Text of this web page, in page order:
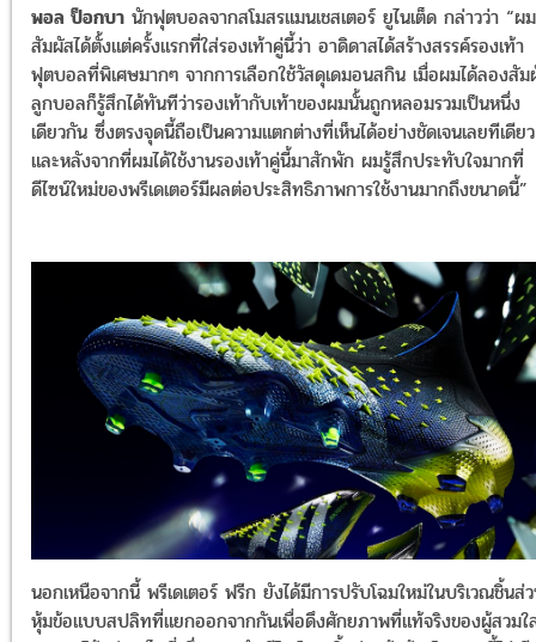
พอล ป็อกบา นักฟุตบอลจากสโมสรแมนเชสเตอร์ ยูไนเต็ด กล่าวว่า “ผม
สัมผัสได้ตั้งแต่ครั้งแรกที่ใส่รองเท้าคู่นี้ว่า อาดิดาสได้สร้างสรรค์รองเท้า
ฟุตบอลที่พิเศษมากๆ จากการเลือกใช้วัสดุเดมอนสกิน เมื่อผมได้ลองสั
ลูกบอลก็รู้สึกได้ทันทีว่ารองเท้ากับเท้าของผมนั้นถูกหลอมรวมเป็นหนึ่ง
เดียวกัน ซึ่งตรงจุดนี้ถือเป็นความแตกต่างที่เห็นได้อย่างชัดเจนเลยทีเดียว
และหลังจากที่ผมได้ใช้งานรองเท้าคู่นี้มาสักพัก ผมรู้สึกประทับใจมากที่
ดีไซน์ใหม่ของพรีเดเตอร์มีผลต่อประสิทธิภาพการใช้งานมากถึงขนาดนี้”
นอกเหนือจากนี้ พรีเดเตอร์ ฟรีก ยังได้มีการปรับโฉมใหม่ในบริเวณชิ้นส่
หุ้มข้อแบบสปลิทที่แยกออกจากกันเพื่อดึงศักยภาพที่แท้จริงของผู้สวมใ